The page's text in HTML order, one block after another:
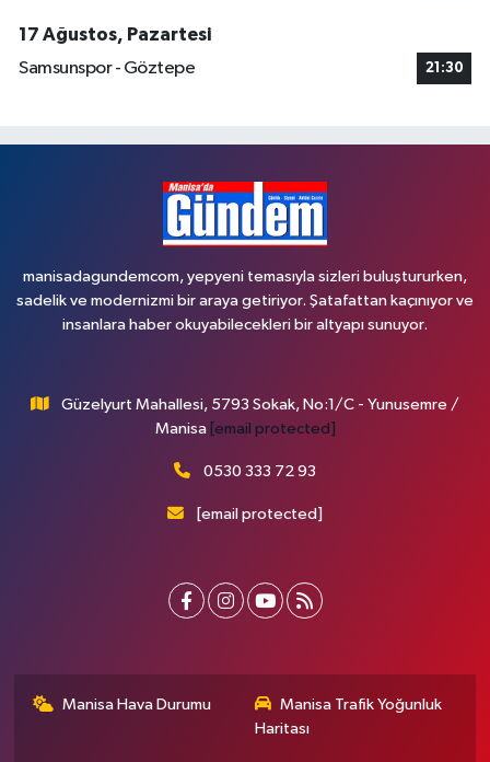
17 Ağustos, Pazartesi
Samsunspor - Göztepe
21:30
manisadagundemcom, yepyeni temasıyla sizleri buluştururken,
sadelik ve modernizmi bir araya getiriyor. Şatafattan kaçınıyor ve
insanlara haber okuyabilecekleri bir altyapı sunuyor.
Güzelyurt Mahallesi, 5793 Sokak, No:1/C - Yunusemre /
Manisa [email protected]
0530 333 72 93
[email protected]
Manisa Hava Durumu
Manisa Trafik Yoğunluk
Haritası